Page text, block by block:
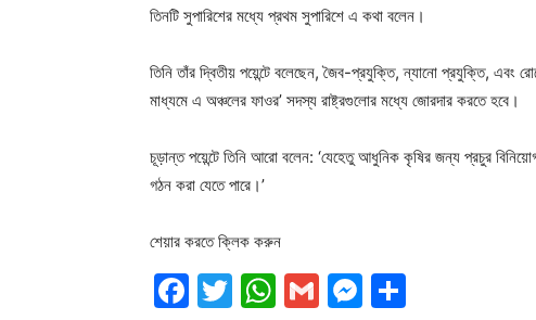
তিনটি সুপারিশের মধ্যে প্রথম সুপারিশে এ কথা বলেন।
তিনি তাঁর দ্বিতীয় পয়েন্টে বলেছেন, জৈব-প্রযুক্তি, ন্যানো প্রযুক্তি, এবং
মাধ্যমে এ অঞ্চলের ফাওর’ সদস্য রাষ্ট্রগুলোর মধ্যে জোরদার করতে হবে।
চূড়ান্ত পয়েন্টে তিনি আরো বলেন: ‘যেহেতু আধুনিক কৃষির জন্য প্রচুর
গঠন করা যেতে পারে।’
শেয়ার করতে ক্লিক করুন
Facebook
Twitter
WhatsApp
GmailMessenger